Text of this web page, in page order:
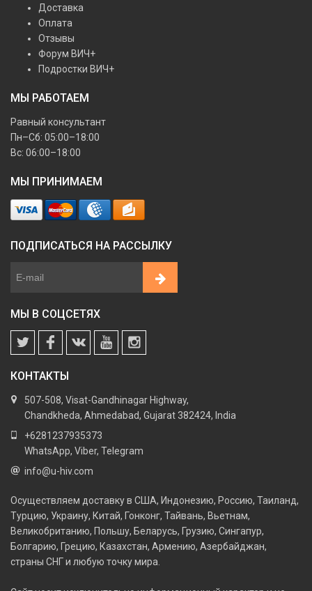
Доставка
Оплата
Отзывы
Форум ВИЧ+
Подростки ВИЧ+
МЫ РАБОТАЕМ
Равный консультант
Пн–Сб: 05:00–18:00
Вс: 06:00–18:00
МЫ ПРИНИМАЕМ
ПОДПИСАТЬСЯ НА РАССЫЛКУ
МЫ В СОЦСЕТЯХ
КОНТАКТЫ
507-508, Visat-Gandhinagar Highway,
Chandkheda, Ahmedabad, Gujarat 382424, India
+6281237935373
WhatsApp, Viber, Telegram
info@u-hiv.com
Осуществляем доставку в США, Индонезию, Россию, Таиланд,
Турцию, Украину, Китай, Гонконг, Тайвань, Вьетнам,
Великобританию, Польшу, Беларусь, Грузию, Сингапур,
Болгарию, Грецию, Казахстан, Армению, Азербайджан,
страны СНГ и любую точку мира.